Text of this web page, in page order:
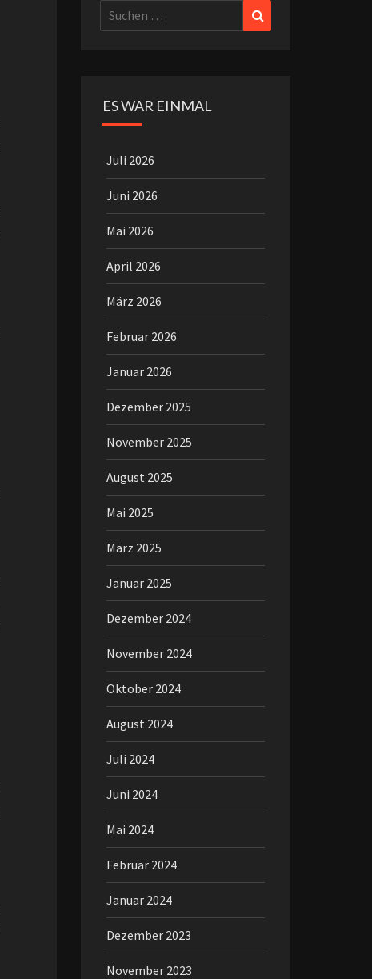
Suchen
nach:
ES WAR EINMAL
Juli 2026
Juni 2026
Mai 2026
April 2026
März 2026
Februar 2026
Januar 2026
Dezember 2025
November 2025
August 2025
Mai 2025
März 2025
Januar 2025
Dezember 2024
November 2024
Oktober 2024
August 2024
Juli 2024
Juni 2024
Mai 2024
Februar 2024
Januar 2024
Dezember 2023
November 2023